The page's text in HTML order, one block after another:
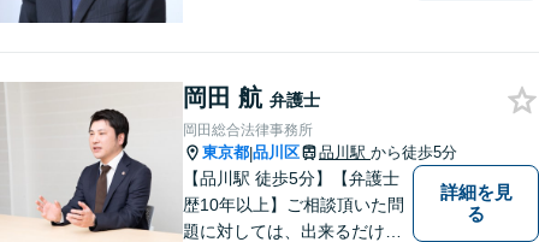
岡田 航 弁護士
岡田総合法律事務所
東京都|品川区 品川駅 から徒歩5分
【品川駅 徒歩5分】【弁護士
歴10年以上】ご相談頂いた問
題に対しては、出来るだけ多
詳細を見
る